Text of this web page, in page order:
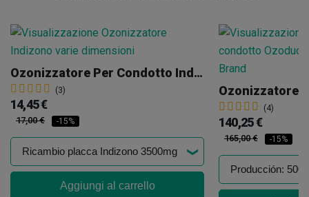
Ozonizzatore Per Condotto Indizono
(3)
14,45 €
17,00 € -15%
Aggiungi al carrello
(4)
140,25 €
165,00 € -15%